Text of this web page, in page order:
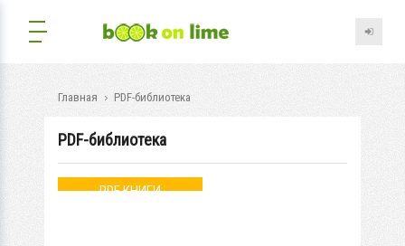
Главная PDF-библиотека
PDF-библиотека
PDF КНИГИ